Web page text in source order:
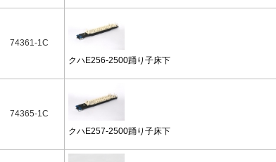
74361-1C
クハE256-2500踊り子床下
74365-1C
クハE257-2500踊り子床下